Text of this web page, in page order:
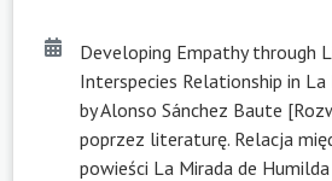
Developing Empathy through
Interspecies Relationship in
by Alonso Sánchez Baute
poprzez literaturę. Relacja
powieści La Mirada de